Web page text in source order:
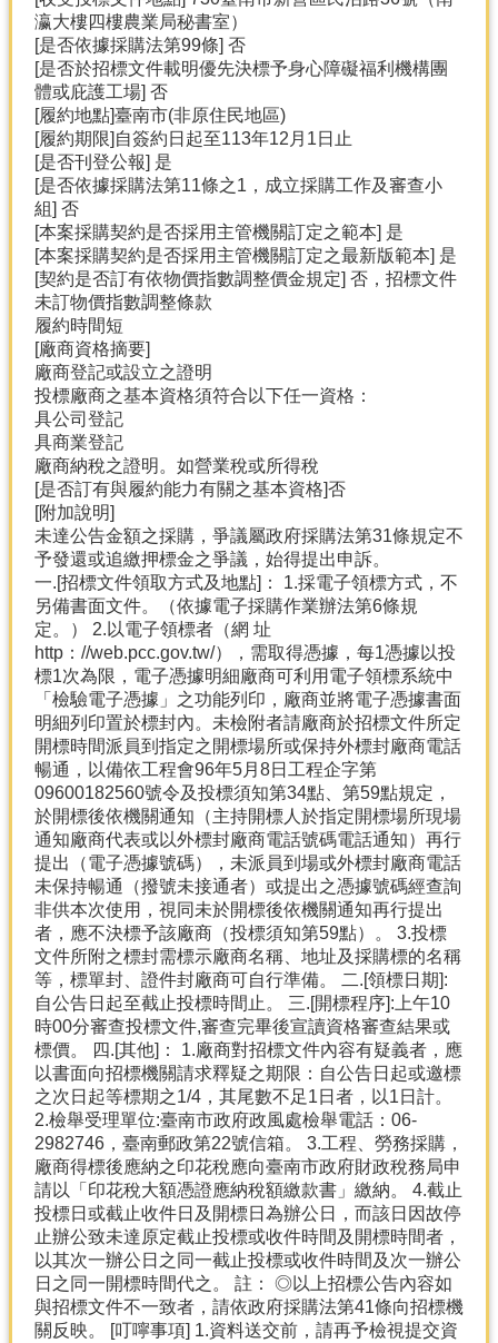
瀛大樓四樓農業局秘書室）
[是否依據採購法第99條] 否
[是否於招標文件載明優先決標予身心障礙福利機構團
體或庇護工場] 否
[履約地點]臺南市(非原住民地區)
[履約期限]自簽約日起至113年12月1日止
[是否刊登公報] 是
[是否依據採購法第11條之1，成立採購工作及審查小
組] 否
[本案採購契約是否採用主管機關訂定之範本] 是
[本案採購契約是否採用主管機關訂定之最新版範本] 是
[契約是否訂有依物價指數調整價金規定] 否，招標文件
未訂物價指數調整條款
履約時間短
[廠商資格摘要]
廠商登記或設立之證明
投標廠商之基本資格須符合以下任一資格：
具公司登記
具商業登記
廠商納稅之證明。如營業稅或所得稅
[是否訂有與履約能力有關之基本資格]否
[附加說明]
未達公告金額之採購，爭議屬政府採購法第31條規定不
予發還或追繳押標金之爭議，始得提出申訴。
一.[招標文件領取方式及地點]： 1.採電子領標方式，不
另備書面文件。（依據電子採購作業辦法第6條規
定。） 2.以電子領標者（網 址
http：//web.pcc.gov.tw/），需取得憑據，每1憑據以投
標1次為限，電子憑據明細廠商可利用電子領標系統中
「檢驗電子憑據」之功能列印，廠商並將電子憑據書面
明細列印置於標封內。未檢附者請廠商於招標文件所定
開標時間派員到指定之開標場所或保持外標封廠商電話
暢通，以備依工程會96年5月8日工程企字第
09600182560號令及投標須知第34點、第59點規定，
於開標後依機關通知（主持開標人於指定開標場所現場
通知廠商代表或以外標封廠商電話號碼電話通知）再行
提出（電子憑據號碼），未派員到場或外標封廠商電話
未保持暢通（撥號未接通者）或提出之憑據號碼經查詢
非供本次使用，視同未於開標後依機關通知再行提出
者，應不決標予該廠商（投標須知第59點）。 3.投標
文件所附之標封需標示廠商名稱、地址及採購標的名稱
等，標單封、證件封廠商可自行準備。 二.[領標日期]:
自公告日起至截止投標時間止。 三.[開標程序]:上午10
時00分審查投標文件,審查完畢後宣讀資格審查結果或
標價。 四.[其他]： 1.廠商對招標文件內容有疑義者，應
以書面向招標機關請求釋疑之期限：自公告日起或邀標
之次日起等標期之1/4，其尾數不足1日者，以1日計。
2.檢舉受理單位:臺南市政府政風處檢舉電話：06-
2982746，臺南郵政第22號信箱。 3.工程、勞務採購，
廠商得標後應納之印花稅應向臺南市政府財政稅務局申
請以「印花稅大額憑證應納稅額繳款書」繳納。 4.截止
投標日或截止收件日及開標日為辦公日，而該日因故停
止辦公致未達原定截止投標或收件時間及開標時間者，
以其次一辦公日之同一截止投標或收件時間及次一辦公
日之同一開標時間代之。 註： ◎以上招標公告內容如
與招標文件不一致者，請依政府採購法第41條向招標機
關反映。 [叮嚀事項] 1.資料送交前，請再予檢視提交資